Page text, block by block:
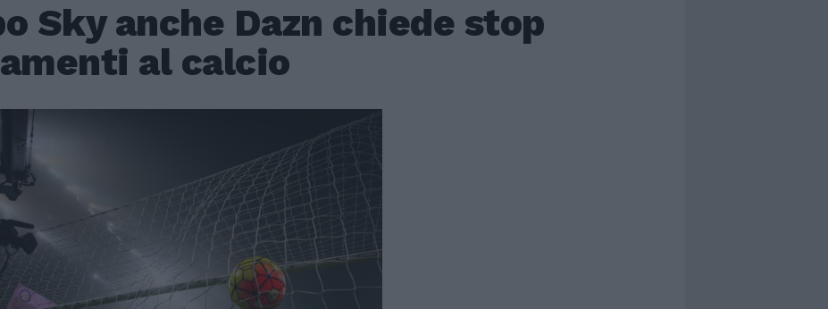
Sky anche Dazn chiede stop
al calcio